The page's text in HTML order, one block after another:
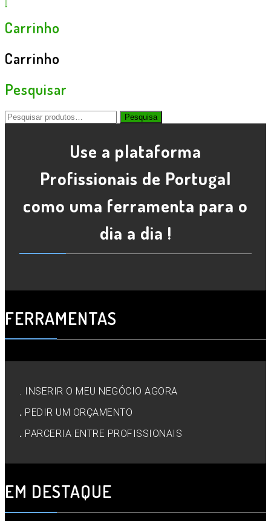
Carrinho
Carrinho
Pesquisar
Pesquisar
por:
Pesquisa
Use a plataforma
Profissionais de Portugal
como uma ferramenta para o
dia a dia !
FERRAMENTAS
. INSERIR O MEU NEGÓCIO AGORA
. PEDIR UM ORÇAMENTO
. PARCERIA ENTRE PROFISSIONAIS
EM DESTAQUE